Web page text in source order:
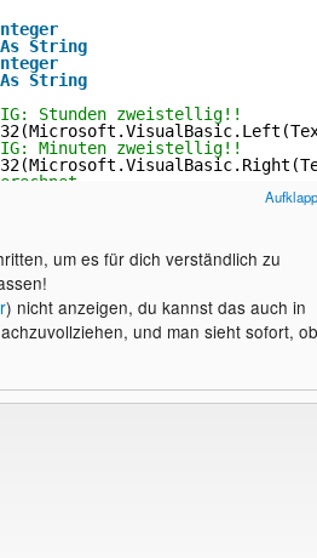
As String
As String
Stunden zweistellig!!
Minuten zweistellig!!
in Dezimal angegeben
Stunden zweistellig!!
Minuten zweistellig!!
in Dezimal angegeben
/ 100 * 60
\ 60 'ganzzahlige Division
um es für dich verständlich zu
) nicht anzeigen, du kannst das auch in
und man sieht sofort, ob